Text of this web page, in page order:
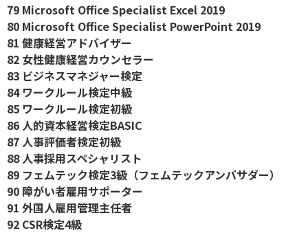
79 Microsoft Office Specialist Excel 2019
80 Microsoft Office Specialist PowerPoint 2019
81 健康経営アドバイザー
82 女性健康経営カウンセラー
83 ビジネスマネジャー検定
84 ワークルール検定中級
85 ワークルール検定初級
86 人的資本経営検定BASIC
87 人事評価者検定初級
88 人事採用スペシャリスト
89 フェムテック検定3級（フェムテックアンバサダー）
90 障がい者雇用サポーター
91 外国人雇用管理主任者
92 CSR検定4級